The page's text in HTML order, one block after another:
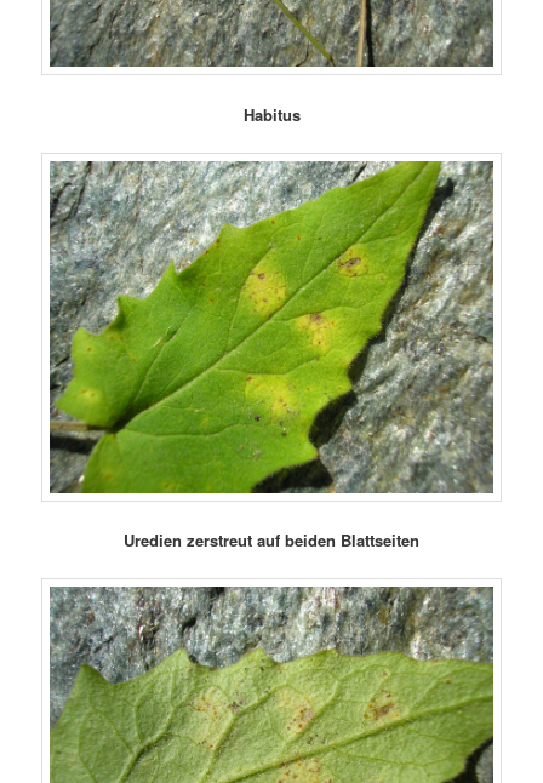
Habitus
Uredien zerstreut auf beiden Blattseiten